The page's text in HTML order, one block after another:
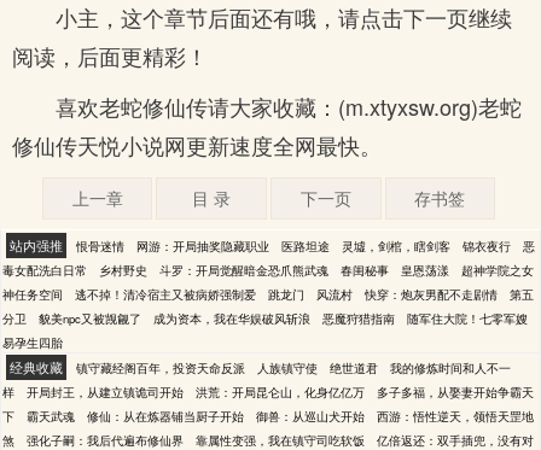
小主，这个章节后面还有哦，请点击下一页继续
阅读，后面更精彩！
喜欢老蛇修仙传请大家收藏：(m.xtyxsw.org)老蛇
修仙传天悦小说网更新速度全网最快。
上一章 目 录 下一页 存书签
站内强推 恨骨迷情 网游：开局抽奖隐藏职业 医路坦途 灵墟，剑棺，瞎剑客 锦衣夜行
恶
毒女配洗白日常
乡村野史 斗罗：开局觉醒暗金恐爪熊武魂 春闺秘事 皇恩荡漾
超神学院之女
神任务空间
逃不掉！清冷宿主又被病娇强制爱 跳龙门 风流村 快穿：炮灰男配不走剧情
第五
分卫
貌美npc又被觊觎了 成为资本，我在华娱破风斩浪 恶魔狩猎指南
随军住大院！七零军嫂
易孕生四胎
经典收藏 镇守藏经阁百年，投资天命反派 人族镇守使 绝世道君
我的修炼时间和人不一
样
开局封王，从建立镇诡司开始 洪荒：开局昆仑山，化身亿亿万
多子多福，从娶妻开始争霸天
下
霸天武魂 修仙：从在炼器铺当厨子开始 御兽：从巡山犬开始
西游：悟性逆天，领悟天罡地
煞
强化子嗣：我后代遍布修仙界 靠属性变强，我在镇守司吃软饭
亿倍返还：双手插兜，没有对